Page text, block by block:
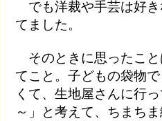
でも洋裁や手芸は好き
てました。
そのときに思ったこと
てこと。子どもの袋物
くて、生地屋さんに行
～」と考えて、ちまち